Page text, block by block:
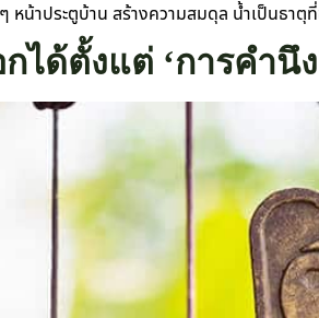
หน้าประตูบ้าน สร้างความสมดุล น้ำเป็นธา
ได้ตั้งแต่ ‘การคำนึ